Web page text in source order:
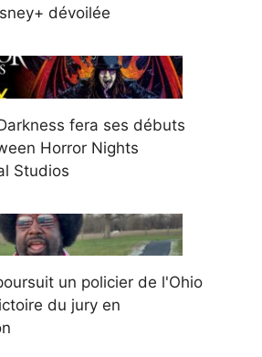
dévoilée
fera ses débuts
Horror Nights
Studios
un policier de l'Ohio
du jury en